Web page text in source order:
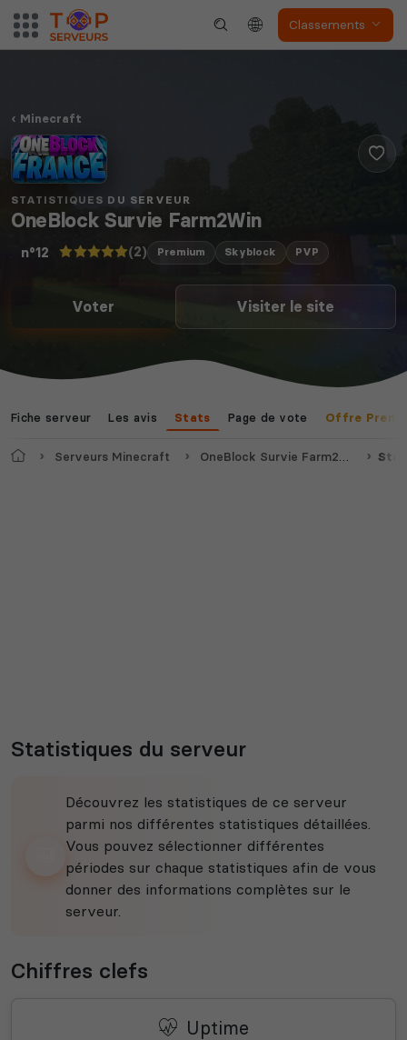
Classements
Minecraft
STATISTIQUES DU SERVEUR
OneBlock Survie Farm2Win
n°12 (2) Premium Skyblock PVP
Voter Visiter le site
Fiche serveur Les avis Stats Page de vote Offre
AccueilServeurs Minecraft OneBlock Survie Farm2Win
Statistiques du serveur
Découvrez les statistiques de ce serveur
parmi nos différentes statistiques détaillées.
Vous pouvez sélectionner différentes
périodes sur chaque statistiques afin de vous
donner des informations complètes sur le
serveur.
Chiffres clefs
Uptime